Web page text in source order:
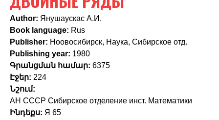
h
f
o
r
m
Author: Янушаускас А.И.
Book language: Rus
Publisher: Ноовосибирск, Наука, Сибирское отд.
Publishing year: 1980
Գրանցման համար: 6375
Էջեր: 224
Նշում:
АН СССР Сибирское отделение инст. Математики
Ինդեքս: Я 65